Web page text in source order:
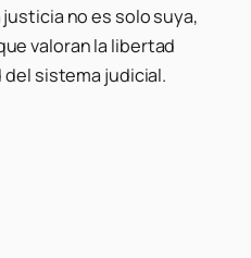
no es solo suya,
valoran la libertad
sistema judicial.